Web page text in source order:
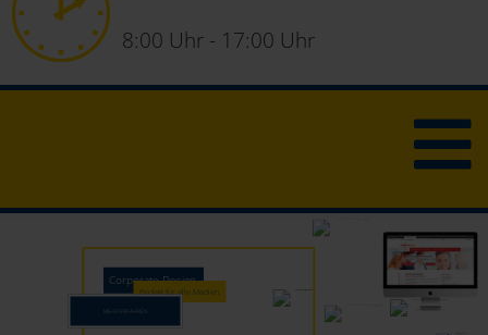
8:00 Uhr - 17:00 Uhr
Corporate Design.
Perfekt für alle Medien.
MEHR ERFAHREN